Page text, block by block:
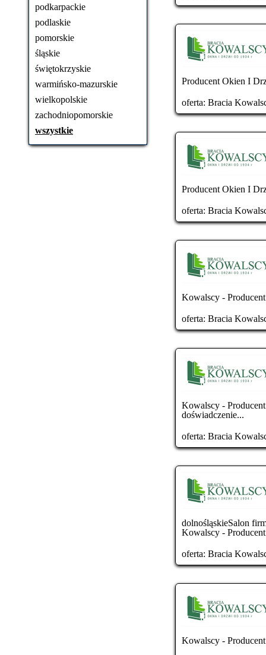
podkarpackie
podlaskie
pomorskie
śląskie
świętokrzyskie
warmińsko-mazurskie
wielkopolskie
zachodniopomorskie
wszystkie
Producent Okien I
oferta: Bracia
Producent Okien I
oferta: Bracia
Kowalscy -
oferta: Bracia
Kowalscy -
doświadczenie...
oferta: Bracia
dolnośląskieSalon
Kowalscy -
oferta: Bracia
Kowalscy -